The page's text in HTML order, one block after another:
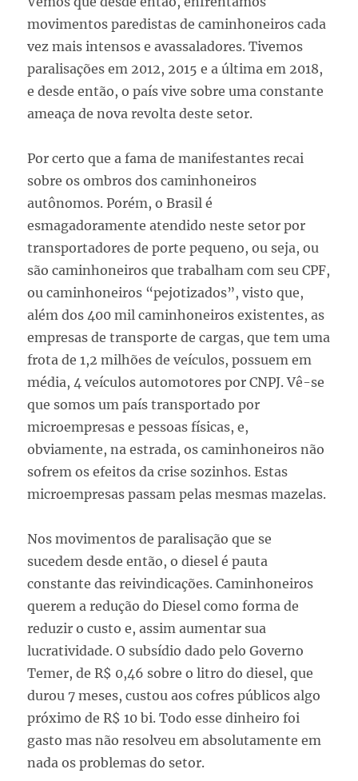
movimentos paredistas de caminhoneiros cada
vez mais intensos e avassaladores. Tivemos
paralisações em 2012, 2015 e a última em 2018,
e desde então, o país vive sobre uma constante
ameaça de nova revolta deste setor.
Por certo que a fama de manifestantes recai
sobre os ombros dos caminhoneiros
autônomos. Porém, o Brasil é
esmagadoramente atendido neste setor por
transportadores de porte pequeno, ou seja, ou
são caminhoneiros que trabalham com seu CPF,
ou caminhoneiros “pejotizados”, visto que,
além dos 400 mil caminhoneiros existentes, as
empresas de transporte de cargas, que tem uma
frota de 1,2 milhões de veículos, possuem em
média, 4 veículos automotores por CNPJ. Vê-se
que somos um país transportado por
microempresas e pessoas físicas, e,
obviamente, na estrada, os caminhoneiros não
sofrem os efeitos da crise sozinhos. Estas
microempresas passam pelas mesmas mazelas.
Nos movimentos de paralisação que se
sucedem desde então, o diesel é pauta
constante das reivindicações. Caminhoneiros
querem a redução do Diesel como forma de
reduzir o custo e, assim aumentar sua
lucratividade. O subsídio dado pelo Governo
Temer, de R$ 0,46 sobre o litro do diesel, que
durou 7 meses, custou aos cofres públicos algo
próximo de R$ 10 bi. Todo esse dinheiro foi
gasto mas não resolveu em absolutamente em
nada os problemas do setor.